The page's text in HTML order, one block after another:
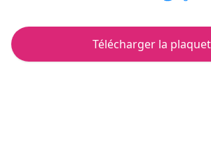
Télécharger la